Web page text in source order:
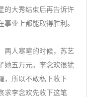
的大秀结束后再告诉许
业上都能取得胜利。
人寒暄的时候，苏艺
她五万元。李念欢很犹
，所以不敢私下收下
求李念欢先收下这笔